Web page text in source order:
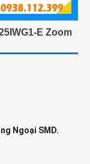
E Zoom
Ngoại SMD.